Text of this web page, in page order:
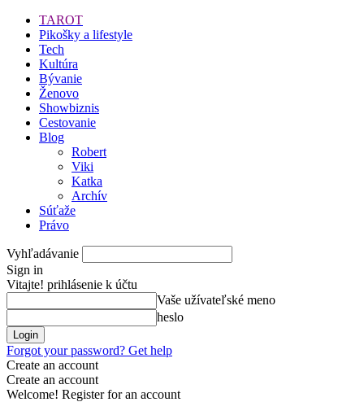
TAROT
Pikošky a lifestyle
Tech
Kultúra
Bývanie
Ženovo
Showbiznis
Cestovanie
Blog
Robert
Viki
Katka
Archív
Súťaže
Právo
Vyhľadávanie
Sign in
Vitajte! prihlásenie k účtu
Vaše užívateľské meno
heslo
Forgot your password? Get help
Create an account
Create an account
Welcome! Register for an account